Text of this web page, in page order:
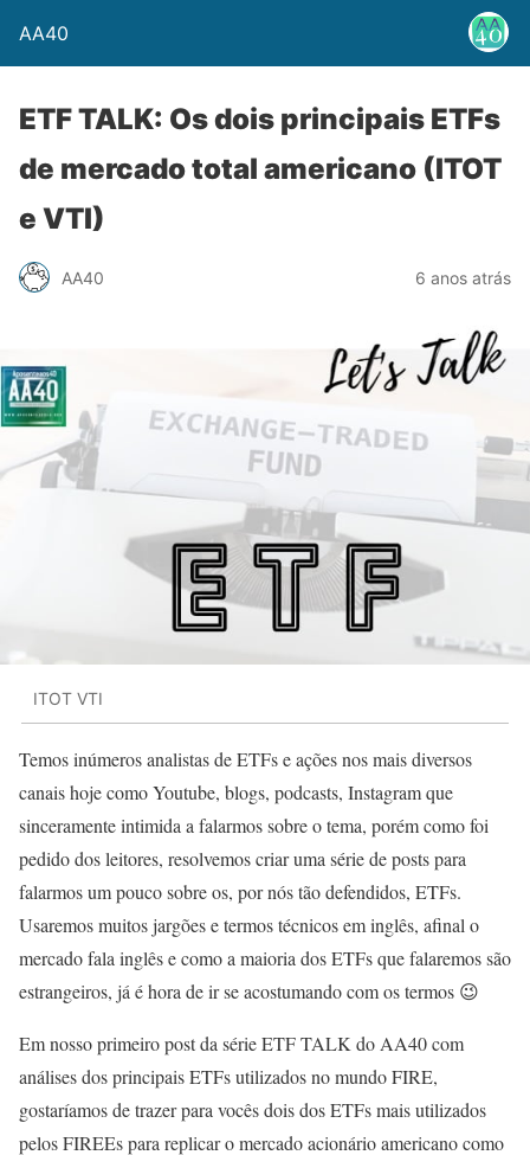
AA40
ETF TALK: Os dois principais ETFs
de mercado total americano (ITOT
e VTI)
AA40 6 anos atrás
ITOT VTI
Temos inúmeros analistas de ETFs e ações nos mais diversos
canais hoje como Youtube, blogs, podcasts, Instagram que
sinceramente intimida a falarmos sobre o tema, porém como foi
pedido dos leitores, resolvemos criar uma série de posts para
falarmos um pouco sobre os, por nós tão defendidos, ETFs.
Usaremos muitos jargões e termos técnicos em inglês, afinal o
mercado fala inglês e como a maioria dos ETFs que falaremos são
estrangeiros, já é hora de ir se acostumando com os termos 😉
Em nosso primeiro post da série ETF TALK do AA40 com
análises dos principais ETFs utilizados no mundo FIRE,
gostaríamos de trazer para vocês dois dos ETFs mais utilizados
pelos FIREEs para replicar o mercado acionário americano como